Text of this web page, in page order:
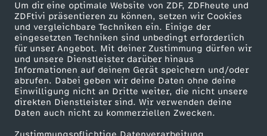
Um dir eine optimale Website von ZDF, ZDFheute und
ZDFtivi präsentieren zu können, setzen wir Cookies
und vergleichbare Techniken ein. Einige der
eingesetzten Techniken sind unbedingt erforderlich
für unser Angebot. Mit deiner Zustimmung dürfen wir
und unsere Dienstleister darüber hinaus
Informationen auf deinem Gerät speichern und/oder
abrufen. Dabei geben wir deine Daten ohne deine
Einwilligung nicht an Dritte weiter, die nicht unsere
direkten Dienstleister sind. Wir verwenden deine
Daten auch nicht zu kommerziellen Zwecken.
-
B
a
r
e
Mehr ZDF
ZDF-Apps
Smart TV
ZDFtext
Livestreams
Service
ZDFmitreden
Kontakt zum ZDF
Tickets
Zuschauerservice